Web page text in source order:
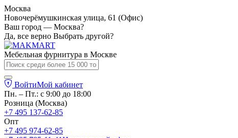
Москва
Новочерёмушкинская улица, 61 (Офис)
Ваш город — Москва?
Да, все верно Выбрать другой?
Мебельная фурнитура в Москве
ВойтиМой кабинет
Пн. – Пт.: с 9:00 до 18:00
Розница (Москва)
+7 495 137-62-85
Опт
+7 495 974-62-85